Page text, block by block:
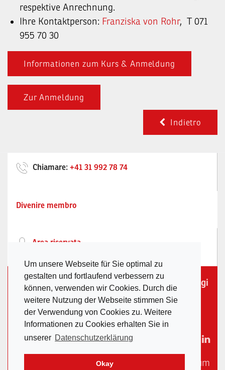
Um unsere Webseite für Sie optimal zu
gestalten und fortlaufend verbessern zu
können, verwenden wir Cookies. Durch die
weitere Nutzung der Webseite stimmen Sie
der Verwendung von Cookies zu. Weitere
Informationen zu Cookies erhalten Sie in
unserer Datenschutzerklärung
Okay
respektive Anrechnung.
Ihre Kontaktperson: Franziska von Rohr, T 071
955 70 30
Informationen zum Kurs & Anmeldung
Zur Anmeldung
Indietro
Area riservata
Chiamare: +41 31 992 78 74
Divenire membro
Società degli Imprenditori Svizzeri dei ponteggi
/ Waldeggstrasse 37 / Postfach 246 / 3097
Liebefeld /sekretariat@sguv.ch
Privacy Policy Impressum